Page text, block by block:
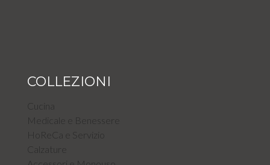
COLLEZIONI
Cucina
Medicale e Benessere
HoReCa e Servizio
Calzature